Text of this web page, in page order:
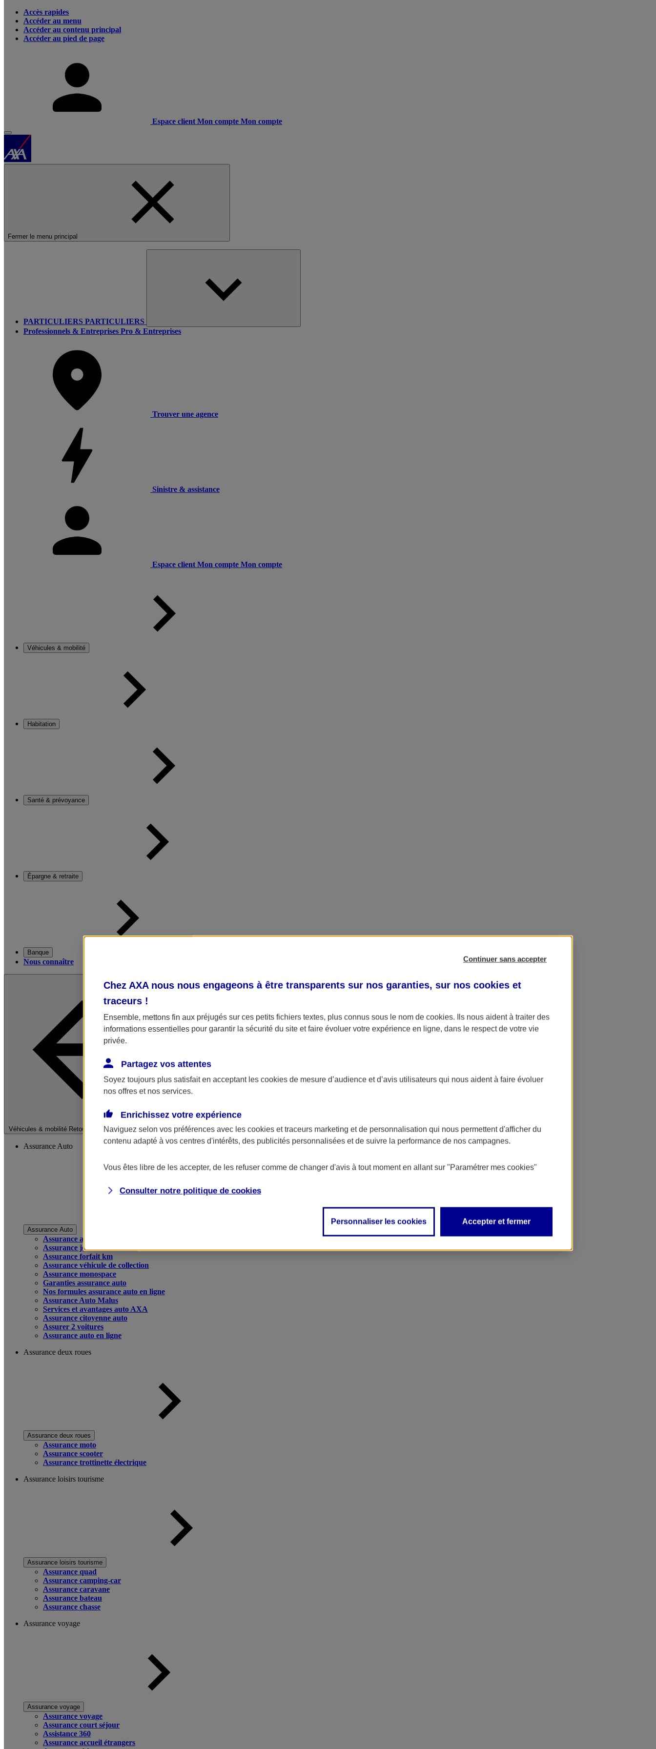
Accès rapides
Accéder au menu
Accéder au contenu principal
Accéder au pied de page
Espace client Mon compte Mon compte
Fermer le menu principal
PARTICULIERS PARTICULIERS
Professionnels & Entreprises Pro & Entreprises
Trouver une agence
Sinistre & assistance
Espace client Mon compte Mon compte
Véhicules & mobilité
Habitation
Santé & prévoyance
Épargne & retraite
Banque
Nous connaître
Véhicules & mobilité Retour à la section précédente
Fermer le menu principal
Assurance Auto
Assurance Auto
Assurance auto
Assurance jeune conducteur
Assurance forfait km
Assurance véhicule de collection
Assurance monospace
Garanties assurance auto
Nos formules assurance auto en ligne
Assurance Auto Malus
Services et avantages auto AXA
Assurance citoyenne auto
Assurer 2 voitures
Assurance auto en ligne
Assurance deux roues
Assurance deux roues
Assurance moto
Assurance scooter
Assurance trottinette électrique
Assurance loisirs tourisme
Assurance loisirs tourisme
Assurance quad
Assurance camping-car
Assurance caravane
Assurance bateau
Assurance chasse
Assurance voyage
Assurance voyage
Assurance voyage
Assurance court séjour
Assistance 360
Assurance accueil étrangers
Continuer sans accepter
Chez AXA nous nous engageons à être transparents sur nos garanties, sur nos cookies et
traceurs !
Ensemble, mettons fin aux préjugés sur ces petits fichiers textes, plus connus sous le nom de cookies. Ils nous aident à traiter des
informations essentielles pour garantir la sécurité du site et faire évoluer votre expérience en ligne, dans le respect de votre vie
privée.
Partagez vos attentes
Soyez toujours plus satisfait en acceptant les cookies de mesure d’audience et d’avis utilisateurs qui nous aident à faire évoluer
nos offres et nos services.
Enrichissez votre expérience
Naviguez selon vos préférences avec les cookies et traceurs marketing et de personnalisation qui nous permettent d'afficher du
contenu adapté à vos centres d'intérêts, des publicités personnalisées et de suivre la performance de nos campagnes.
Vous êtes libre de les accepter, de les refuser comme de changer d'avis à tout moment en allant sur "Paramétrer mes cookies"
Consulter notre politique de cookies
Personnaliser les cookies Accepter et fermer